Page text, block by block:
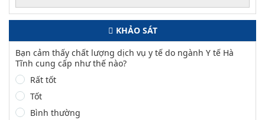
KHẢO SÁT
Bạn cảm thấy chất lượng dịch vụ y tế do ngành Y tế Hà
Tĩnh cung cấp như thế nào?
Rất tốt
Tốt
Bình thường